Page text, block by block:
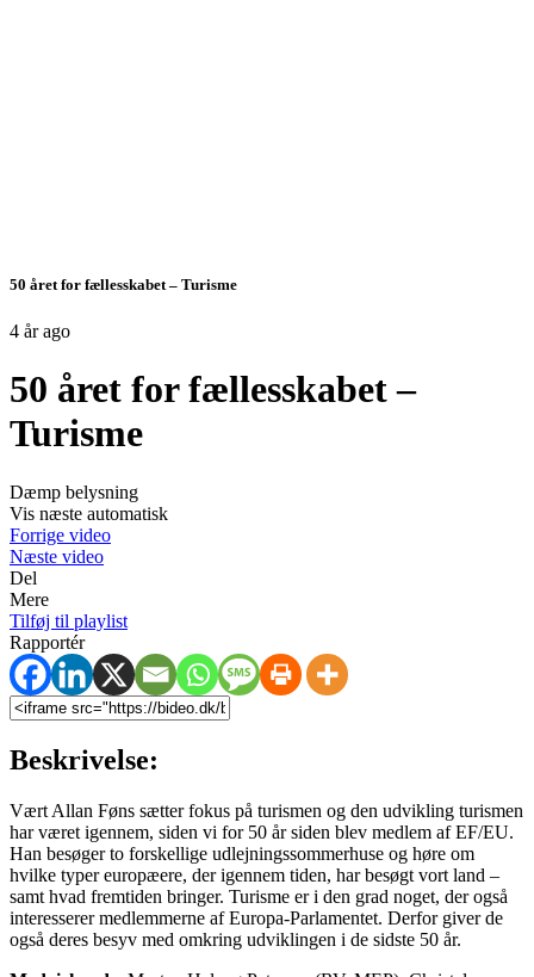
50 året for fællesskabet – Turisme
4 år ago
50 året for fællesskabet –
Turisme
Dæmp belysning
Vis næste automatisk
Forrige video
Næste video
Del
Mere
Tilføj til playlist
Rapportér
Beskrivelse:
Vært Allan Føns sætter fokus på turismen og den udvikling turismen
har været igennem, siden vi for 50 år siden blev medlem af EF/EU.
Han besøger to forskellige udlejningssommerhuse og høre om
hvilke typer europæere, der igennem tiden, har besøgt vort land –
samt hvad fremtiden bringer. Turisme er i den grad noget, der også
interesserer medlemmerne af Europa-Parlamentet. Derfor giver de
også deres besyv med omkring udviklingen i de sidste 50 år.